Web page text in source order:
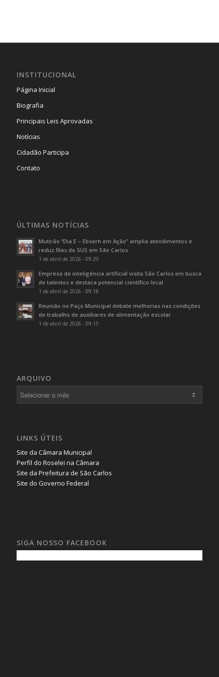
INSTITUCIONAL
Página Inicial
Biografia
Principais Leis Aprovadas
Notícias
Cidadão Participa
Contato
ÚLTIMAS NOTÍCIAS
Mutirão “Dia E – Ebserh em Ação” amplia atendimentos e
reduz filas do SUS em São Carlos
1 de abril de 2026 - 09:29
Empresa de inteligência artificial visita São Carlos em busca
de talentos e destaca potencial científico local
1 de abril de 2026 - 09:18
Reunião no Paço Municipal debate melhorias nas condições
de trabalho de auxiliares de alimentação escolar
1 de abril de 2026 - 09:15
ARQUIVO
LINKS ÚTEIS
Site da Câmara Municipal
Perfil do Roselei na Câmara
Site da Prefeitura de São Carlos
Site do Governo Federal
SIGA NOSSO FACEBOOK